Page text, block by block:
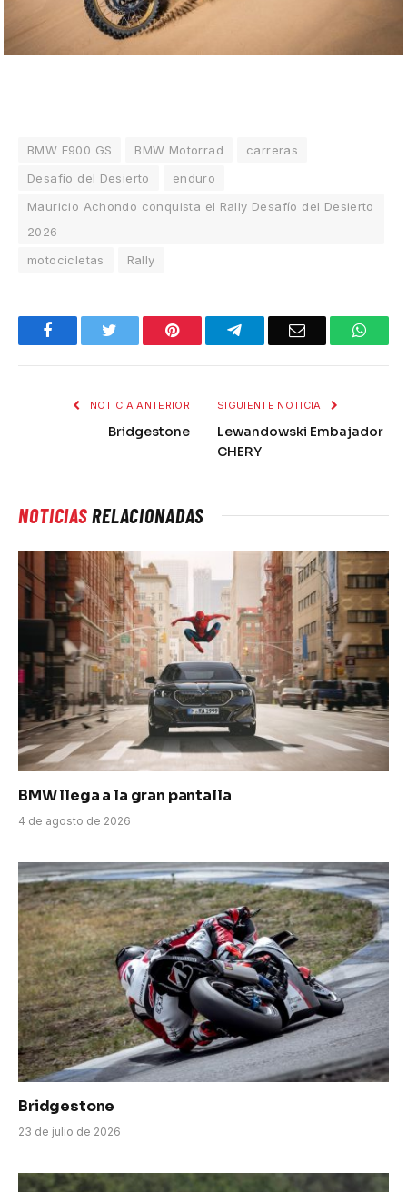
BMW F900 GS BMW Motorrad
carreras
Desafio del Desierto
enduro
Mauricio Achondo conquista el Rally Desafío del Desierto
2026
motocicletas
Rally
Facebook Pinterest TelegramEmail
NOTICIA ANTERIOR
Bridgestone
SIGUIENTE NOTICIA
Lewandowski Embajador
CHERY
NOTICIASRELACIONADAS
BMW llega a la gran pantalla
4 de agosto de 2026
Bridgestone
23 de julio de 2026